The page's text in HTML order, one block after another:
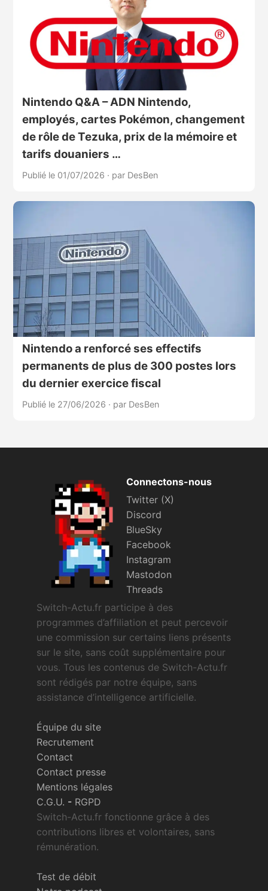
Nintendo Q&A – ADN Nintendo,
employés, cartes Pokémon, changement
de rôle de Tezuka, prix de la mémoire et
tarifs douaniers …
Publié le 01/07/2026 · par DesBen
Nintendo a renforcé ses effectifs
permanents de plus de 300 postes lors
du dernier exercice fiscal
Publié le 27/06/2026 · par DesBen
Connectons-nous
Twitter (X)
Discord
BlueSky
Facebook
Instagram
Mastodon
Threads
Switch-Actu.fr participe à des
programmes d’affiliation et peut percevoir
une commission sur certains liens présents
sur le site, sans coût supplémentaire pour
vous. Tous les contenus de Switch-Actu.fr
sont rédigés par notre équipe, sans
assistance d’intelligence artificielle.
Équipe du site
Recrutement
Contact
Contact presse
Mentions légales
C.G.U. - RGPD
Switch-Actu.fr fonctionne grâce à des
contributions libres et volontaires, sans
rémunération.
Test de débit